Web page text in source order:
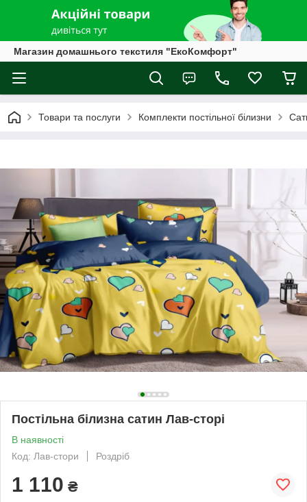
Магазин домашнього текстиля "ЕкоКомфорт"
Товари та послуги Комплекти постільної білизни
Постільна білизна сатин Лав-сторі
В наявності
Код: Лав-стори
Роздріб
1 110 ₴